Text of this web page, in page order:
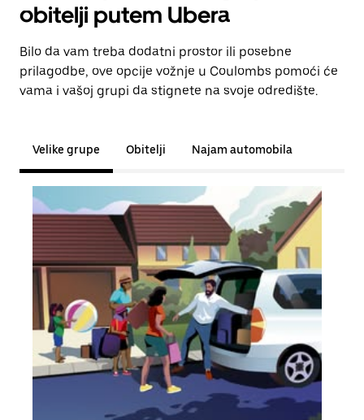
obitelji putem Ubera
Bilo da vam treba dodatni prostor ili posebne
prilagodbe, ove opcije vožnje u Coulombs pomoći će
vama i vašoj grupi da stignete na svoje odredište.
Velike grupe Obitelji Najam automobila